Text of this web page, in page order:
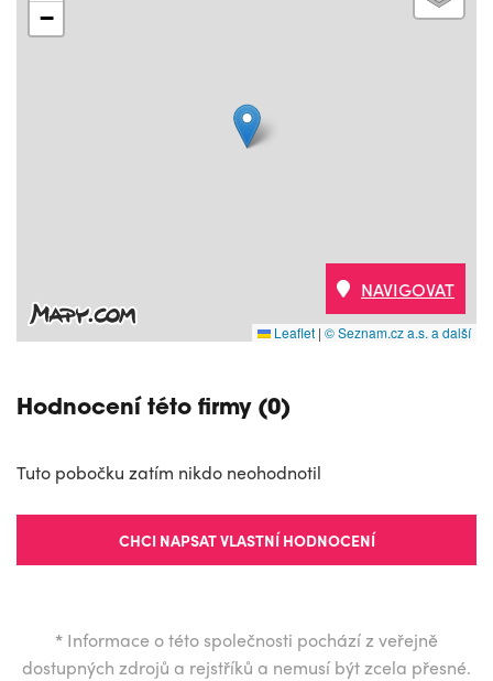
−
Leaflet | © Seznam.cz a.s. a další
NAVIGOVAT
Hodnocení této firmy (0)
Tuto pobočku zatím nikdo neohodnotil
CHCI NAPSAT VLASTNÍ HODNOCENÍ
* Informace o této společnosti pochází z veřejně
dostupných zdrojů a rejstříků a nemusí být zcela přesné.